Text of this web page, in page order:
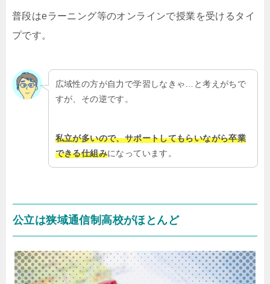
普段はeラーニング等のオンラインで授業を受けるタイ
プです。
広域性の方が自力で学習しなきゃ…と考えがちで
すが、その逆です。
私立が多いので、サポートしてもらいながら卒業
できる仕組みになっています。
公立は狭域通信制高校がほとんど